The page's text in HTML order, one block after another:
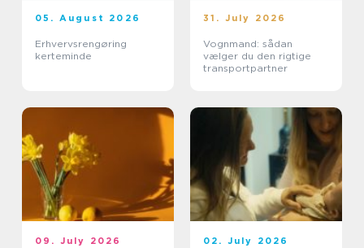
05. August 2026
Erhvervsrengøring
kerteminde
31. July 2026
Vognmand: sådan
vælger du den rigtige
transportpartner
09. July 2026 02. July 2026